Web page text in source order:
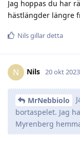
Jag hoppas du har
hästlängder längre
Nilsgillar detta
N Nils 20 okt 2023
MrNebbiolo
bortaspelet. Jag
Myrenberg